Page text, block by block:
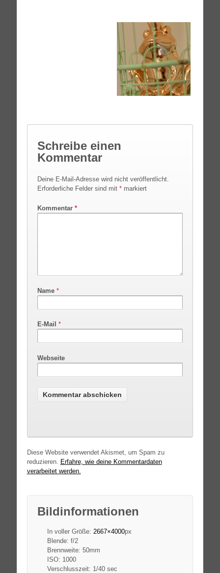
Schreibe einen
Kommentar
Deine E-Mail-Adresse wird nicht veröffentlicht.
Erforderliche Felder sind mit *markiert
Kommentar *
Name *
E-Mail *
Webseite
Diese Website verwendet Akismet, um Spam zu
reduzieren. Erfahre, wie deine Kommentardaten
verarbeitet werden.
Bildinformationen
In voller Größe: 2667×4000px
Blende: f/2
Brennweite: 50mm
ISO: 1000
Verschlusszeit: 1/40 sec